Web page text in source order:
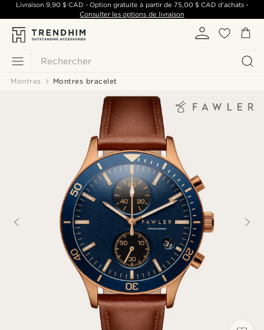
Rechercher
Livraison 9,90 $ CAD - Option gratuite à partir de 75,00 $ CAD d'achats -
Consulter les options de livraison
Montres Montres bracelet